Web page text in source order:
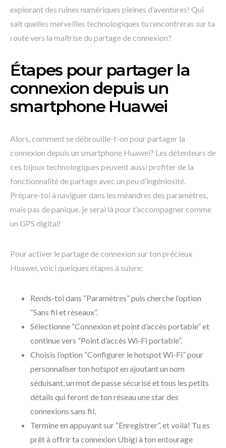
explorant des ruines numériques pleines d’aventures! Qui
sait quelles merveilles technologiques tu rencontreras sur ta
route vers la maîtrise du partage de connexion?
Étapes pour partager la
connexion depuis un
smartphone Huawei
Alors, comment se débrouille-t-on pour partager la
connexion depuis un smartphone Huawei? Les détenteurs de
ces bijoux technologiques peuvent aussi profiter de la
fonctionnalité de partage avec un peu d’ingéniosité.
Prépare-toi à naviguer dans les méandres des paramètres,
mais pas de panique, je serai là pour t’accompagner comme
un GPS digital!
Pour activer le partage de connexion sur ton précieux
Huawei, voici quelques étapes à suivre:
Rends-toi dans “Paramètres” puis cherche l’option
“Sans fil et réseaux”.
Sélectionne “Connexion et point d’accès portable” et
continue vers “Point d’accès Wi-Fi portable”.
Choisis l’option “Configurer le hotspot Wi-Fi” pour
personnaliser ton hotspot en ajoutant un nom
séduisant, un mot de passe sécurisé et tous les petits
détails qui feront de ton réseau une star des
connexions sans fil.
Termine en appuyant sur “Enregistrer”, et voilà! Tu es
prêt à offrir ta connexion Ubigi à ton entourage